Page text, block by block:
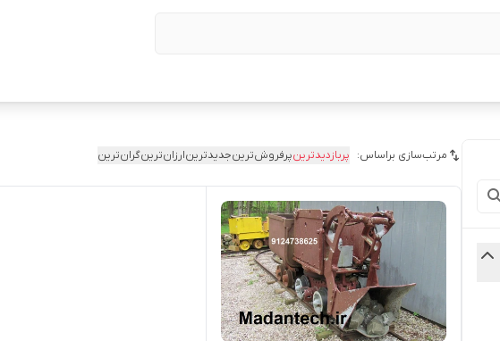
مرتب‌سازی براساس: پربازدیدترینپرفروش‌ترینجدیدترینارزان‌ترینگران‌ترین